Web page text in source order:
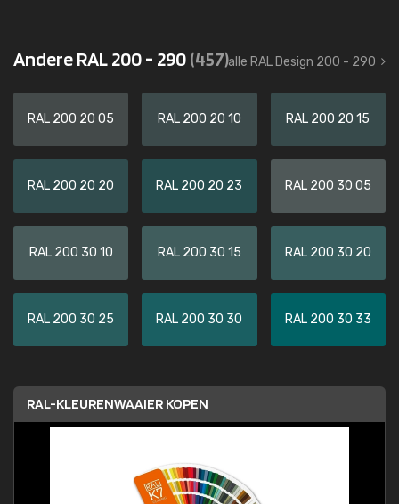
Andere RAL 200 - 290(457)alle RAL Design 200 - 290
RAL 200 20 05 RAL 200 20 10 RAL 200 20 15
RAL 200 20 20 RAL 200 20 23 RAL 200 30 05
RAL 200 30 10 RAL 200 30 15 RAL 200 30 20
RAL 200 30 25 RAL 200 30 30 RAL 200 30 33
RAL-KLEURENWAAIER KOPEN